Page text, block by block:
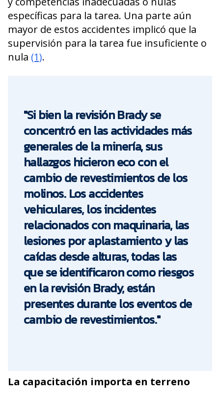
específicas para la tarea. Una parte aún
mayor de estos accidentes implicó que la
supervisión para la tarea fue insuficiente o
nula (1).
"Si bien la revisión Brady se
concentró en las actividades más
generales de la minería, sus
hallazgos hicieron eco con el
cambio de revestimientos de los
molinos. Los accidentes
vehiculares, los incidentes
relacionados con maquinaria, las
lesiones por aplastamiento y las
caídas desde alturas, todas las
que se identificaron como riesgos
en la revisión Brady, están
presentes durante los eventos de
cambio de revestimientos."
La capacitación importa en terreno